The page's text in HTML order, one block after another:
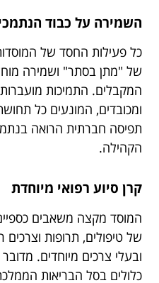
השמירה על כבוד
כל פעילות החסד של
של "מתן בסתר" ושמירה
המקבלים. התמיכות
ומכובדים, המונעים כל
תפיסה חברתית הרואה
הקהילה.
קרן סיוע רפואי מיוחדת
המוסד מקצה משאבים
של טיפולים, תרופות וצרכים
ובעלי צרכים מיוחדים.
כלולים בסל הבריאות